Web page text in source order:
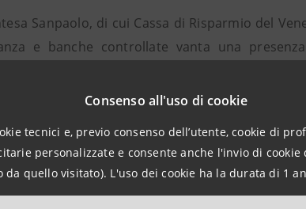
Consenso all'uso di cookie
tecnici e, previo consenso dell’utente, cookie di
personalizzate e consente anche l'invio di
da quello visitato). L'uso dei cookie ha la durata di 1
Sanpaolo, di cui Cassa di Risparmio del
e banche controllate vanta una
inoltre attivato accordi di collaborazione con
di offrire supporto operativo e servizi in